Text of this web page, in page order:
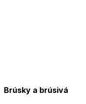
Brúsky a brúsivá